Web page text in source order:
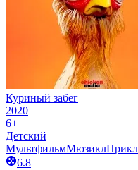
Куриный забег
2020
6+
Детский
МультфильмМюзикл
6.8